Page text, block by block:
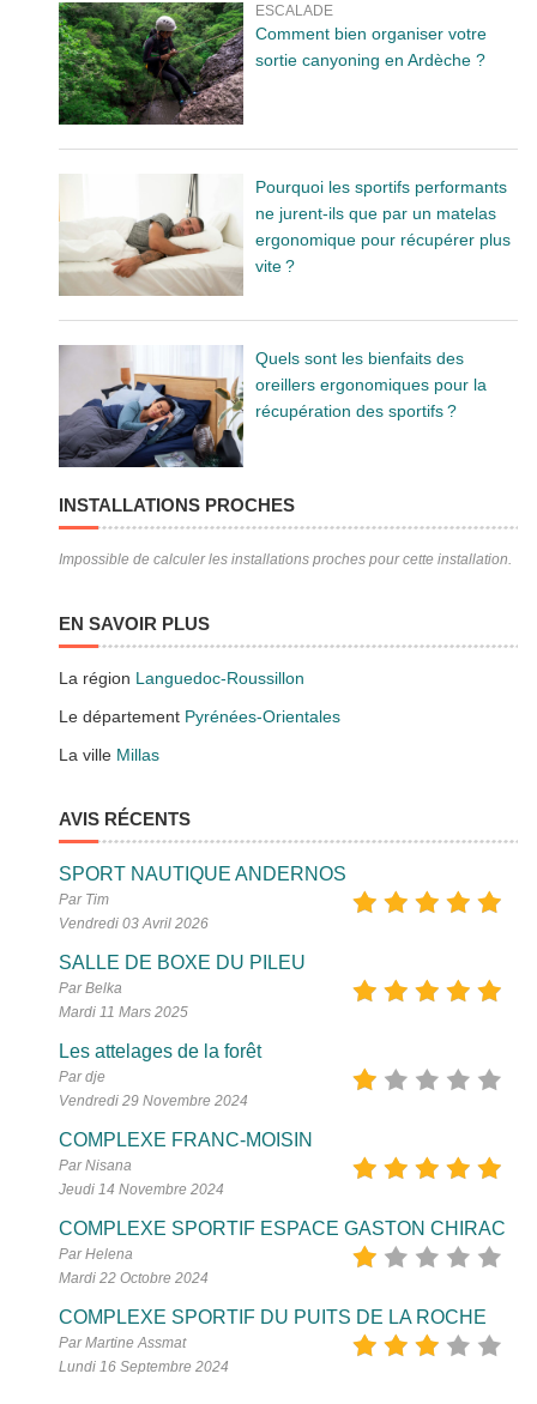
ESCALADE
Comment bien organiser votre
sortie canyoning en Ardèche ?
Pourquoi les sportifs performants
ne jurent-ils que par un matelas
ergonomique pour récupérer plus
vite ?
Quels sont les bienfaits des
oreillers ergonomiques pour la
récupération des sportifs ?
INSTALLATIONS PROCHES
Impossible de calculer les installations proches pour cette installation.
EN SAVOIR PLUS
La région Languedoc-Roussillon
Le département Pyrénées-Orientales
La ville Millas
AVIS RÉCENTS
SPORT NAUTIQUE ANDERNOS
Par Tim
Vendredi 03 Avril 2026
SALLE DE BOXE DU PILEU
Par Belka
Mardi 11 Mars 2025
Les attelages de la forêt
Par dje
Vendredi 29 Novembre 2024
COMPLEXE FRANC-MOISIN
Par Nisana
Jeudi 14 Novembre 2024
COMPLEXE SPORTIF ESPACE GASTON CHIRAC
Par Helena
Mardi 22 Octobre 2024
COMPLEXE SPORTIF DU PUITS DE LA ROCHE
Par Martine Assmat
Lundi 16 Septembre 2024